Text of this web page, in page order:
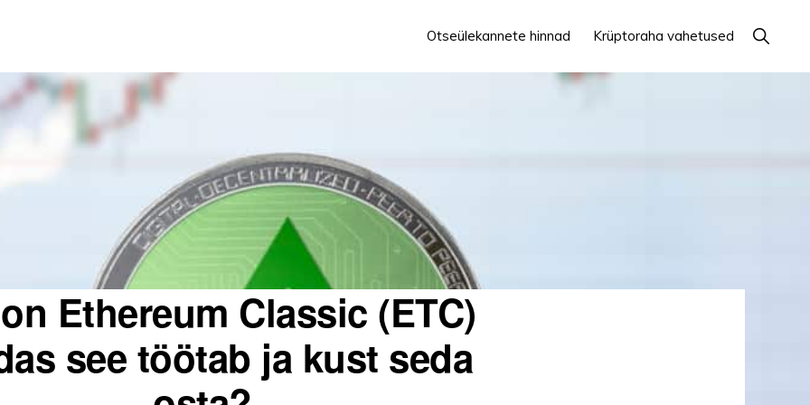
Otseülekannete hinnad Krüptoraha vahetused Näita
otsingut
Ethereum Classic (ETC)
see töötab ja kust seda